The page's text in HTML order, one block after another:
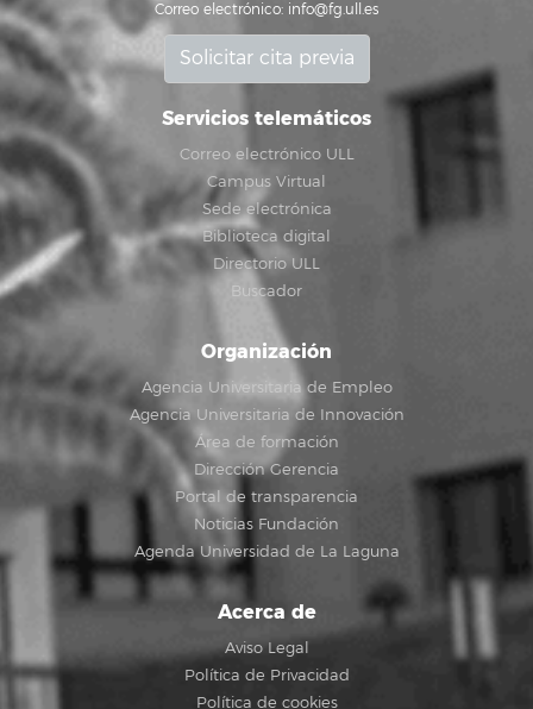
Correo electrónico: info@fg.ull.es
Solicitar cita previa
Servicios telemáticos
Correo electrónico ULL
Campus Virtual
Sede electrónica
Biblioteca digital
Directorio ULL
Buscador
Organización
Agencia Universitaria de Empleo
Agencia Universitaria de Innovación
Área de formación
Dirección Gerencia
Portal de transparencia
Noticias Fundación
Agenda Universidad de La Laguna
Acerca de
Aviso Legal
Política de Privacidad
Política de cookies